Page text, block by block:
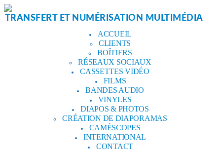
Aller
auTRANSFERT ET NUMÉRISATION MULTIMÉDIA
ACCUEIL
CLIENTS
BOÎTIERS
RÉSEAUX SOCIAUX
CASSETTES VIDÉO
FILMS
BANDES AUDIO
VINYLES
DIAPOS & PHOTOS
CRÉATION DE DIAPORAMAS
CAMÉSCOPES
INTERNATIONAL
CONTACT